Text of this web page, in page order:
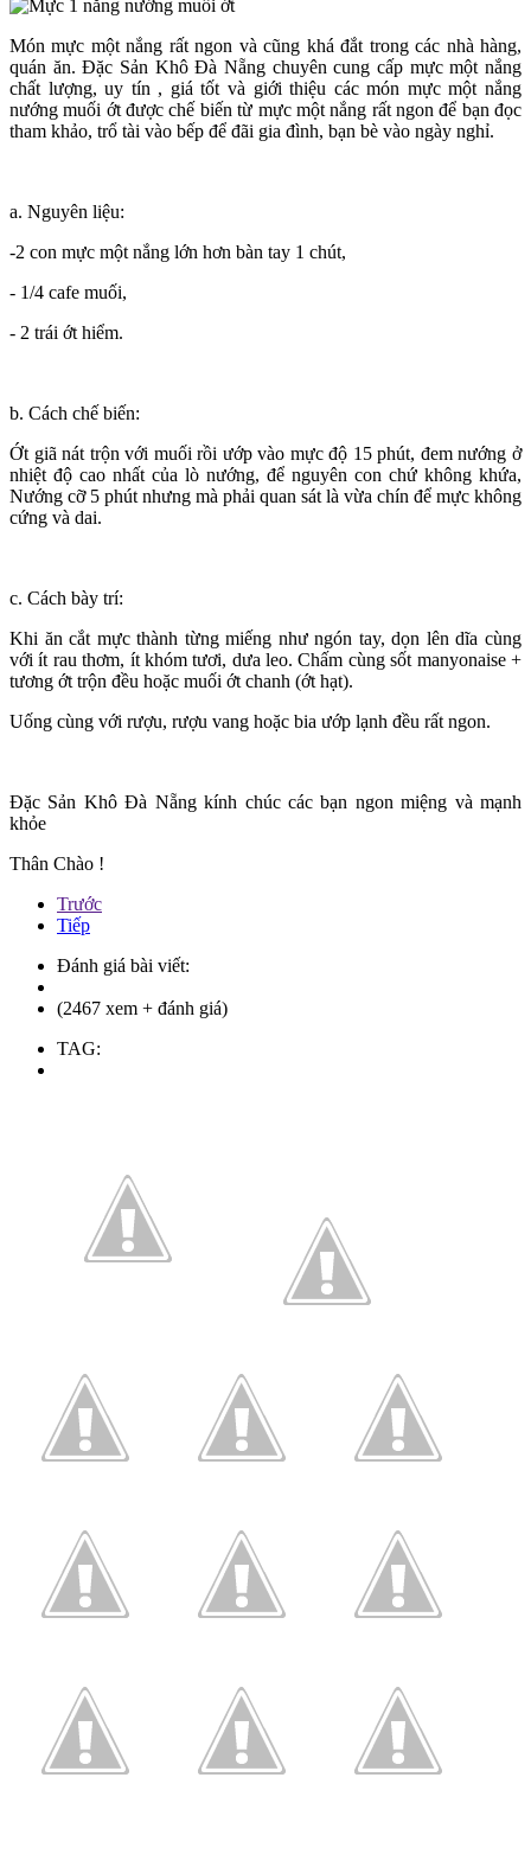
Món mực một nắng rất ngon và cũng khá đắt trong các nhà hàng,
quán ăn. Đặc Sản Khô Đà Nẵng chuyên cung cấp mực một nắng
chất lượng, uy tín , giá tốt và giới thiệu các món mực một nắng
nướng muối ớt được chế biến từ mực một nắng rất ngon để bạn đọc
tham khảo, trổ tài vào bếp để đãi gia đình, bạn bè vào ngày nghỉ.
a. Nguyên liệu:
-2 con mực một nắng lớn hơn bàn tay 1 chút,
- 1/4 cafe muối,
- 2 trái ớt hiểm.
b. Cách chế biến:
Ớt giã nát trộn với muối rồi ướp vào mực độ 15 phút, đem nướng ở
nhiệt độ cao nhất của lò nướng, để nguyên con chứ không khứa,
Nướng cỡ 5 phút nhưng mà phải quan sát là vừa chín để mực không
cứng và dai.
c. Cách bày trí:
Khi ăn cắt mực thành từng miếng như ngón tay, dọn lên dĩa cùng
với ít rau thơm, ít khóm tươi, dưa leo. Chấm cùng sốt manyonaise +
tương ớt trộn đều hoặc muối ớt chanh (ớt hạt).
Uống cùng với rượu, rượu vang hoặc bia ướp lạnh đều rất ngon.
Đặc Sản Khô Đà Nẵng kính chúc các bạn ngon miệng và mạnh
khỏe
Thân Chào !
Trước
Tiếp
Đánh giá bài viết:
(2467 xem + đánh giá)
TAG: